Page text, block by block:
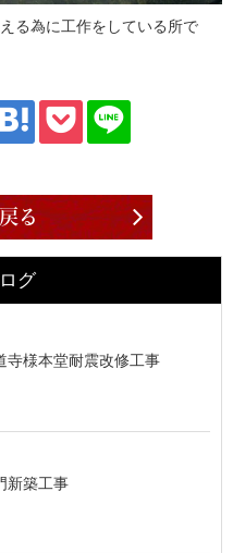
る為に工作をしている所で
る
グ
寺様本堂耐震改修工事
新築工事